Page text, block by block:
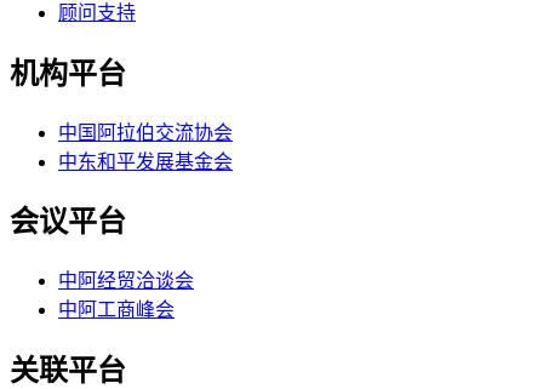
顾问支持
机构平台
中国阿拉伯交流协会
中东和平发展基金会
会议平台
中阿经贸洽谈会
中阿工商峰会
关联平台